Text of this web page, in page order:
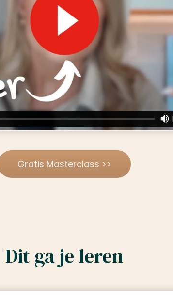
Gratis Masterclass >>
Dit ga je leren